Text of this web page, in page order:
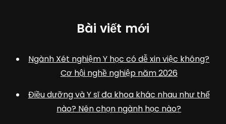
Bài viết mới
Ngành Xét nghiệm Y học có dễ xin việc không?
Cơ hội nghề nghiệp năm 2026
Điều dưỡng và Y sĩ đa khoa khác nhau như thế
nào? Nên chọn ngành học nào?